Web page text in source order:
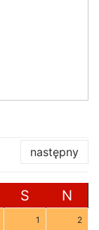
następny
S N
1 2